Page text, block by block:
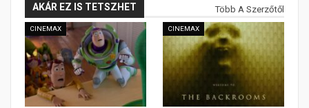
AKÁR EZ IS TETSZHET Több A Szerzőtől
CINEMAX CINEMAX